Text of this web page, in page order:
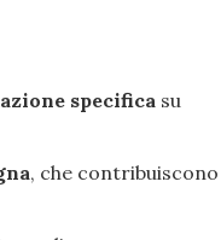
specifica su
, che contribuiscono